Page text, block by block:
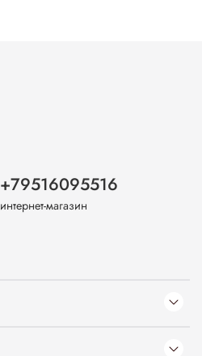
+79516095516
интернет-магазин